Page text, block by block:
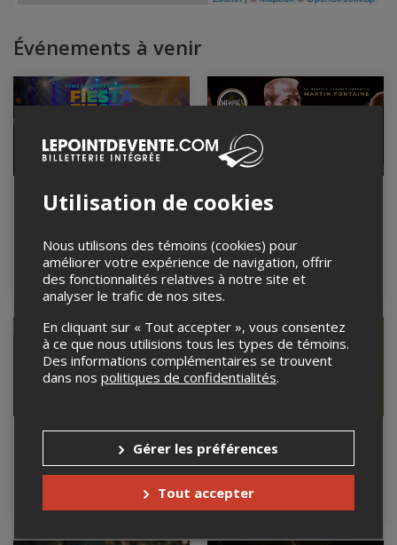
Événements à venir
FIESTA FIESTA
Rivières, QC
SUR LA ROUTE DE
MEMPHIS 2026
2026
Le Memphis Cabaret, Trois-
Rivières, QC
RAY CHARLES par
MARTIN FONTAINE
25 et 26 septembre 2026
Le Memphis Cabaret, Trois-
Philippe Bond -
Rebondir
1er octobre 2026, 20h00
Le Memphis Cabaret, Trois-
Rivières, QC
Utilisation de cookies
Nous utilisons des témoins (cookies) pour
améliorer votre expérience de navigation, offrir
des fonctionnalités relatives à notre site et
analyser le trafic de nos sites.
En cliquant sur « Tout accepter », vous consentez
à ce que nous utilisions tous les types de témoins.
Des informations complémentaires se trouvent
dans nos politiques de confidentialités.
Gérer les préférences
Tout accepter